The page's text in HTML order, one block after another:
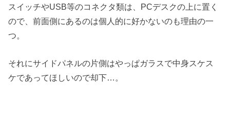
スイッチやUSB等のコネクタ類は、PCデスクの上に置く
ので、前面側にあるのは個人的に好かないのも理由の一
つ。
それにサイドパネルの片側はやっぱガラスで中身スケス
ケであってほしいので却下…。